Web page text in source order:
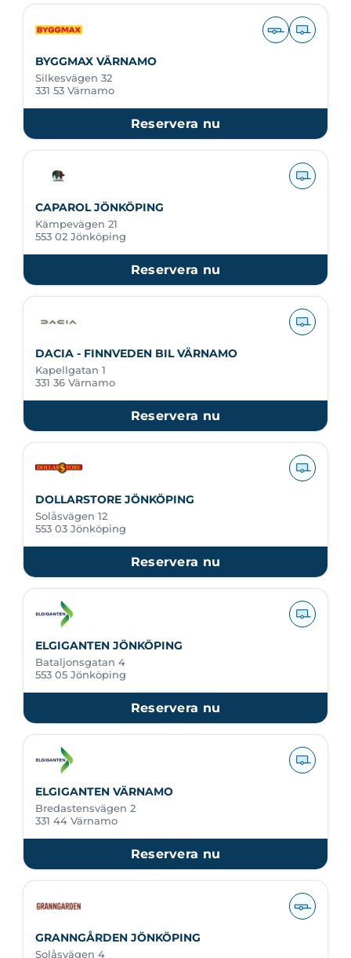
BYGGMAX VÄRNAMO
Silkesvägen 32
331 53 Värnamo
Reservera nu
CAPAROL JÖNKÖPING
Kämpevägen 21
553 02 Jönköping
Reservera nu
DACIA - FINNVEDEN BIL VÄRNAMO
Kapellgatan 1
331 36 Värnamo
Reservera nu
DOLLARSTORE JÖNKÖPING
Solåsvägen 12
553 03 Jönköping
Reservera nu
ELGIGANTEN JÖNKÖPING
Bataljonsgatan 4
553 05 Jönköping
Reservera nu
ELGIGANTEN VÄRNAMO
Bredastensvägen 2
331 44 Värnamo
Reservera nu
GRANNGÅRDEN JÖNKÖPING
Solåsvägen 4